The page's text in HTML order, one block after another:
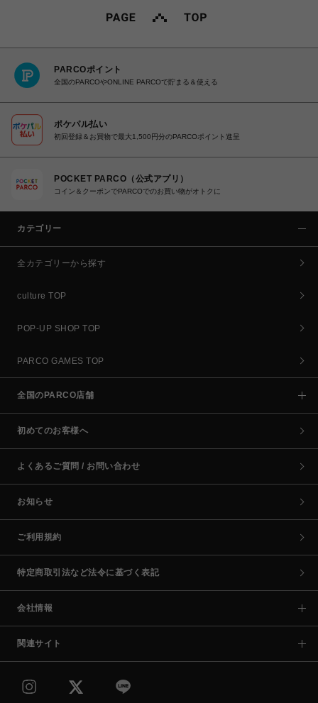
PARCOポイント
全国のPARCOやONLINE PARCOで貯まる＆使える
ポケパル払い
初回登録＆お買物で最大1,500円分のPARCOポイント進呈
POCKET PARCO（公式アプリ）
コイン＆クーポンでPARCOでのお買い物がオトクに
カテゴリー
全カテゴリーから探す
culture TOP
POP-UP SHOP TOP
PARCO GAMES TOP
全国のPARCO店舗
初めてのお客様へ
よくあるご質問 / お問い合わせ
お知らせ
ご利用規約
特定商取引法など法令に基づく表記
会社情報
関連サイト